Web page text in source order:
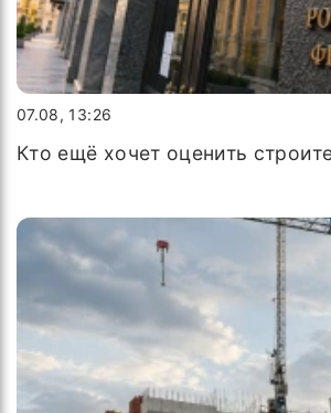
07.08, 13:26
Кто ещё хочет оценить